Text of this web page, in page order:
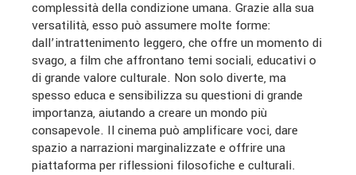
complessità della condizione umana. Grazie alla sua
versatilità, esso può assumere molte forme:
dall’intrattenimento leggero, che offre un momento di
svago, a film che affrontano temi sociali, educativi o
di grande valore culturale. Non solo diverte, ma
spesso educa e sensibilizza su questioni di grande
importanza, aiutando a creare un mondo più
consapevole. Il cinema può amplificare voci, dare
spazio a narrazioni marginalizzate e offrire una
piattaforma per riflessioni filosofiche e culturali.